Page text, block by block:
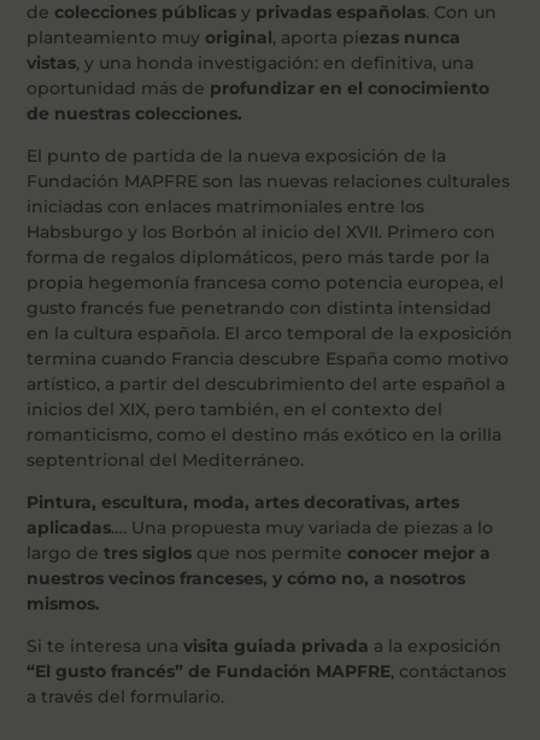
de colecciones públicas y privadas españolas. Con un
planteamiento muy original, aporta piezas nunca
vistas, y una honda investigación: en definitiva, una
oportunidad más de profundizar en el conocimiento
de nuestras colecciones.
El punto de partida de la nueva exposición de la
Fundación MAPFRE son las nuevas relaciones culturales
iniciadas con enlaces matrimoniales entre los
Habsburgo y los Borbón al inicio del XVII. Primero con
forma de regalos diplomáticos, pero más tarde por la
propia hegemonía francesa como potencia europea, el
gusto francés fue penetrando con distinta intensidad
en la cultura española. El arco temporal de la exposición
termina cuando Francia descubre España como motivo
artístico, a partir del descubrimiento del arte español a
inicios del XIX, pero también, en el contexto del
romanticismo, como el destino más exótico en la orilla
septentrional del Mediterráneo.
Pintura, escultura, moda, artes decorativas, artes
aplicadas…. Una propuesta muy variada de piezas a lo
largo detres siglos que nos permite conocer mejor a
nuestros vecinos franceses, y cómo no, a nosotros
mismos.
Si te interesa unavisita guiada privada a la exposición
“El gusto francés” de Fundación MAPFRE, contáctanos
a través del formulario.